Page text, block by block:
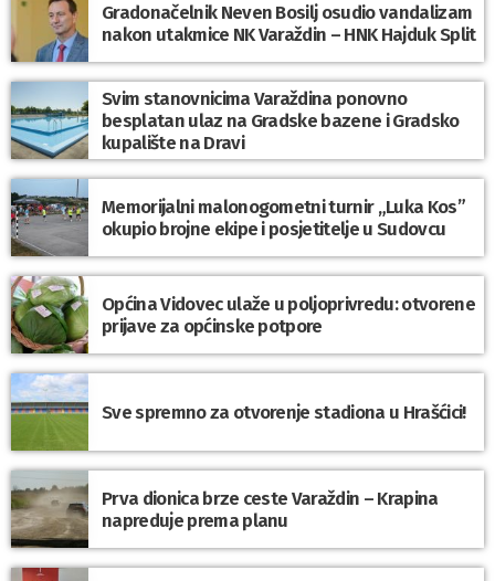
Gradonačelnik Neven Bosilj osudio vandalizam
nakon utakmice NK Varaždin – HNK Hajduk Split
Svim stanovnicima Varaždina ponovno
besplatan ulaz na Gradske bazene i Gradsko
kupalište na Dravi
Memorijalni malonogometni turnir „Luka Kos”
okupio brojne ekipe i posjetitelje u Sudovcu
Općina Vidovec ulaže u poljoprivredu: otvorene
prijave za općinske potpore
Sve spremno za otvorenje stadiona u Hrašćici!
Prva dionica brze ceste Varaždin – Krapina
napreduje prema planu